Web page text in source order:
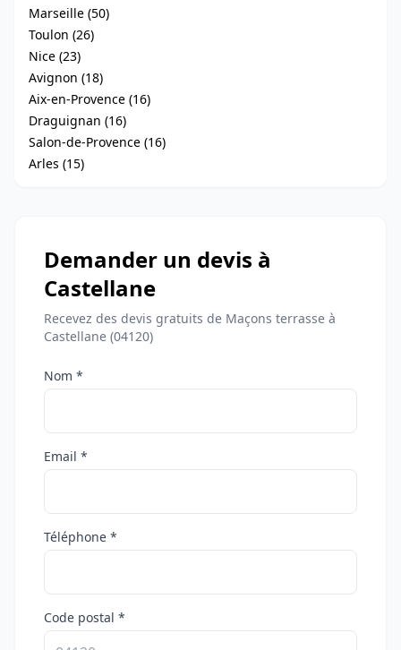
Marseille (50)
Toulon (26)
Nice (23)
Avignon (18)
Aix-en-Provence (16)
Draguignan (16)
Salon-de-Provence (16)
Arles (15)
Demander un devis à
Castellane
Recevez des devis gratuits de Maçons terrasse à
Castellane (04120)
Nom *
Email *
Téléphone *
Code postal *